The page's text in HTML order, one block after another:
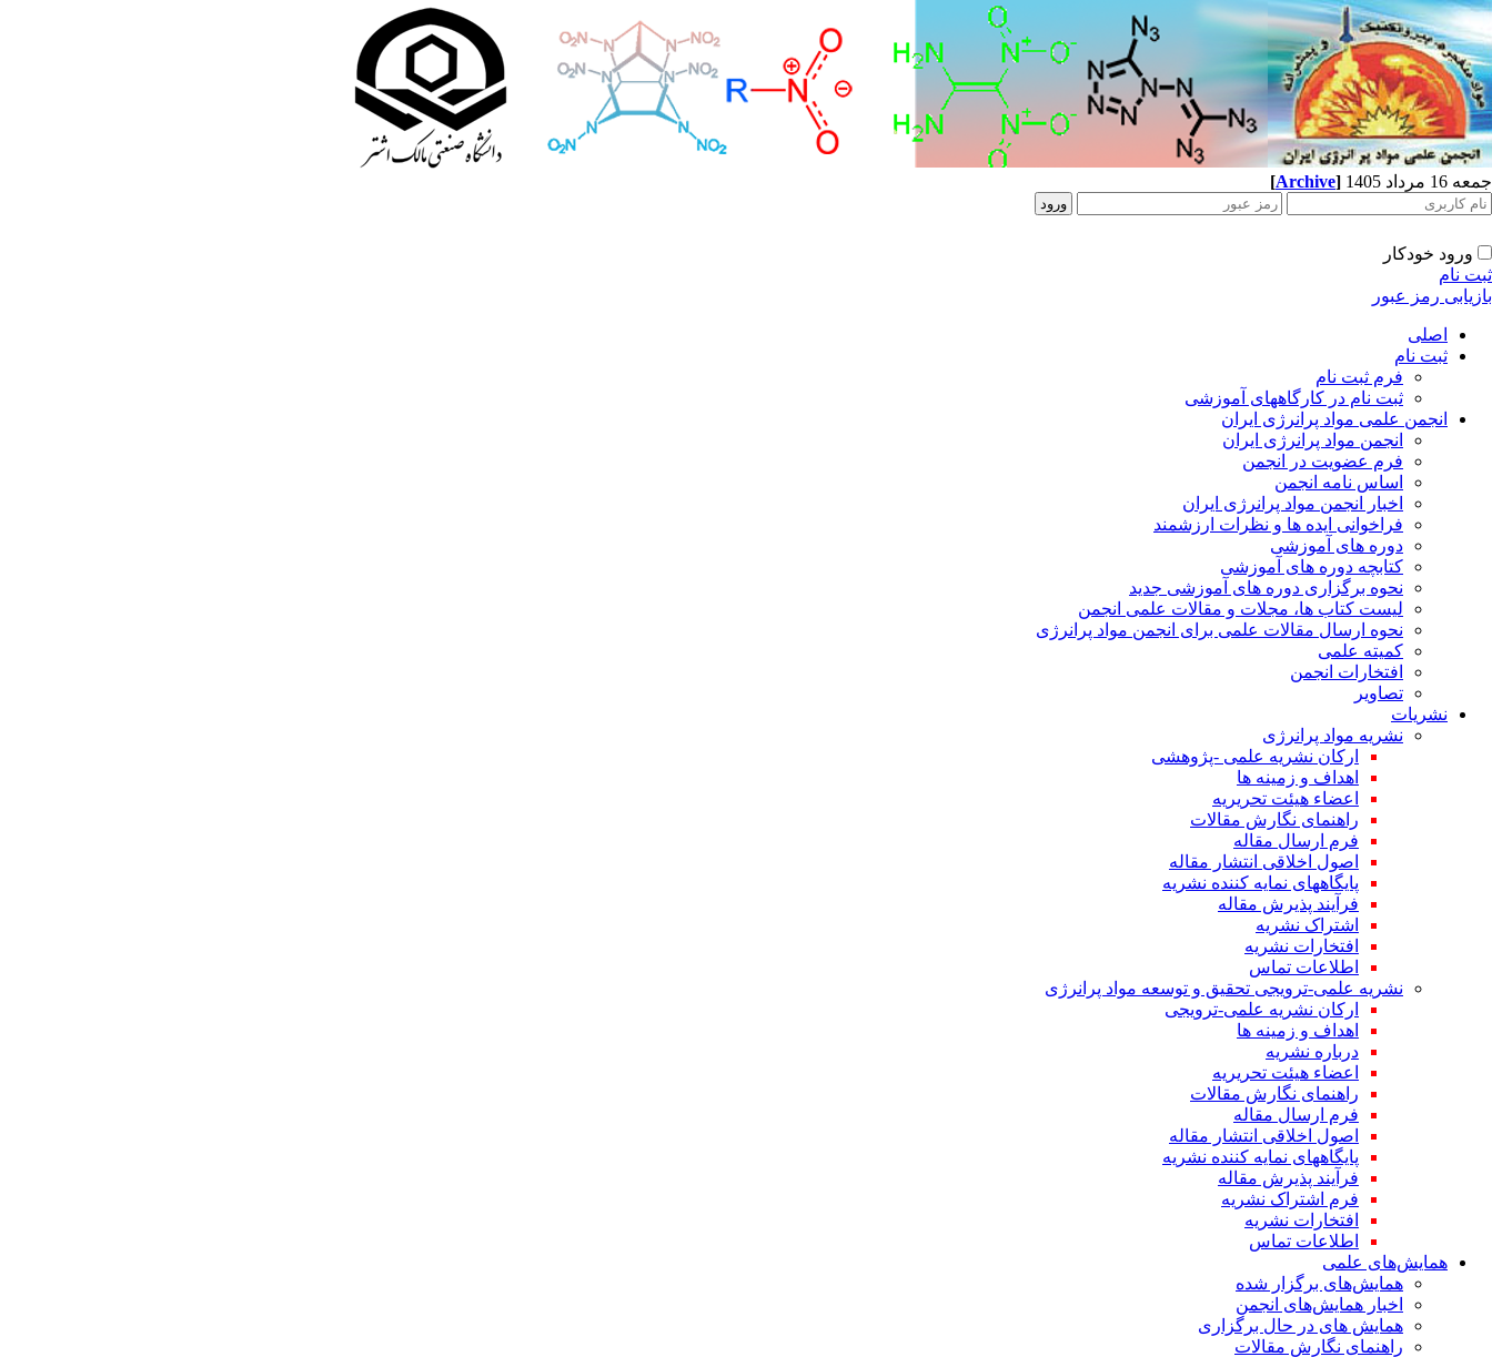
جمعه 16 مرداد 1405 [Archive]
ورود خودکار
ثبت نام
بازیابی رمز عبور
اصلی
ثبت نام
فرم ثبت نام
ثبت نام در کارگاههای آموزشی
انجمن علمی مواد پرانرژی ایران
انجمن مواد پرانرژی ایران
فرم عضویت در انجمن
اساس نامه انجمن
اخبار انجمن مواد پرانرژی ایران
فراخوانی ایده ها و نظرات ارزشمند
دوره های آموزشی
کتابچه دوره های آموزشی
نحوه برگزاری دوره های آموزشی جدید
لیست کتاب ها، مجلات و مقالات علمی انجمن
نحوه ارسال مقالات علمی برای انجمن مواد پرانرژی
کمیته علمی
افتخارات انجمن
تصاویر
نشریات
نشریه مواد پرانرژی
ارکان نشریه علمی -پژوهشی
اهداف و زمینه ها
اعضاء هیئت تحریریه
راهنمای نگارش مقالات
فرم ارسال مقاله
اصول اخلاقی انتشار مقاله
پایگاههای نمایه کننده نشریه
فرآیند پذیرش مقاله
اشتراک نشریه
افتخارات نشریه
اطلاعات تماس
نشریه علمی-ترویجی تحقیق و توسعه مواد پرانرژی
ارکان نشریه علمی-ترویجی
اهداف و زمینه ها
درباره نشریه
اعضاء هیئت تحریریه
راهنمای نگارش مقالات
فرم ارسال مقاله
اصول اخلاقی انتشار مقاله
پایگاههای نمایه کننده نشریه
فرآیند پذیرش مقاله
فرم اشتراک نشریه
افتخارات نشریه
اطلاعات تماس
همایش‌های علمی
همایش‌های برگزار شده
اخبار همایش‌های انجمن
همایش های در حال برگزاری
راهنمای نگارش مقالات